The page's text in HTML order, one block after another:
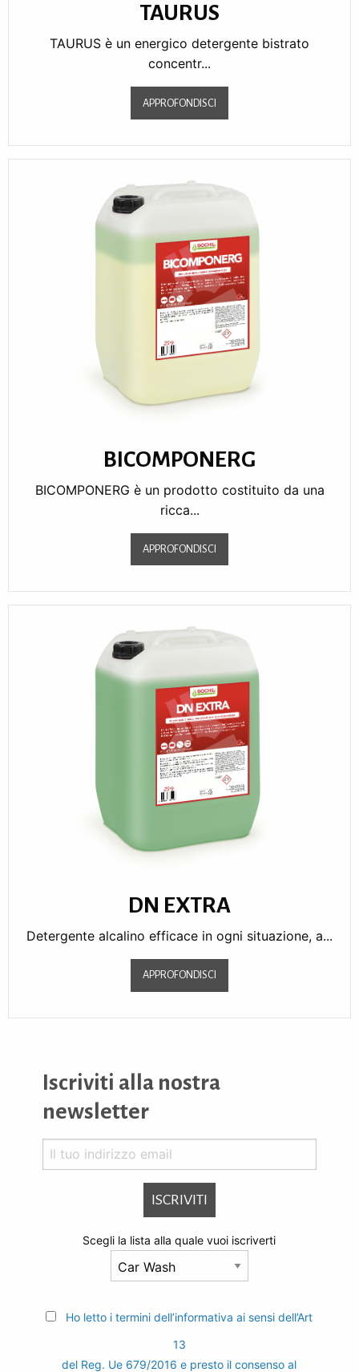
TAURUS
TAURUS è un energico detergente bistrato
concentr...
APPROFONDISCI
BICOMPONERG
BICOMPONERG è un prodotto costituito da una
ricca...
APPROFONDISCI
DN EXTRA
Detergente alcalino efficace in ogni situazione, a...
APPROFONDISCI
Iscriviti alla nostra
newsletter
Scegli la lista alla quale vuoi iscriverti
Ho letto i termini dell’informativa ai sensi dell’Art
13
del Reg. Ue 679/2016 e presto il consenso al